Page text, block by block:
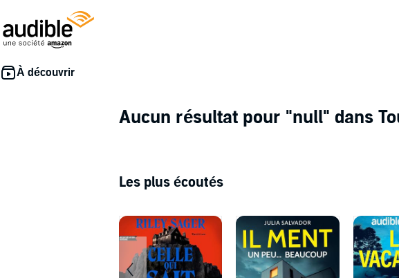
Aucun résultat pour "null" dans
Les plus écoutés